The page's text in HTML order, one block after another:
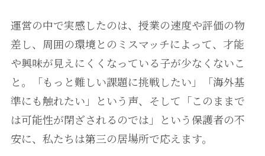
運営の中で実感したのは、授業の速度や評価の物
差し、周囲の環境とのミスマッチによって、才能
や興味が見えにくくなっている子が少なくないこ
と。「もっと難しい課題に挑戦したい」「海外基
準にも触れたい」という声、そして「このままで
は可能性が閉ざされるのでは」という保護者の不
安に、私たちは第三の居場所で応えます。